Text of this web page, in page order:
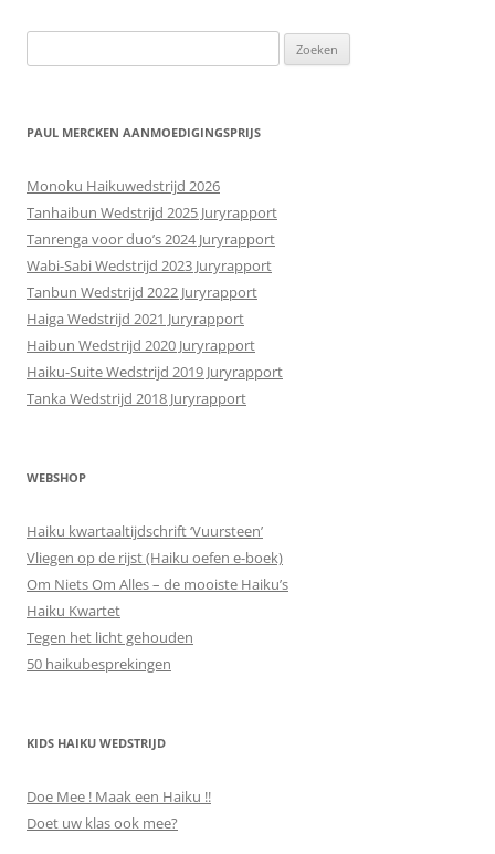
naar:
PAUL MERCKEN AANMOEDIGINGSPRIJS
Monoku Haikuwedstrijd 2026
Tanhaibun Wedstrijd 2025 Juryrapport
Tanrenga voor duo’s 2024 Juryrapport
Wabi-Sabi Wedstrijd 2023 Juryrapport
Tanbun Wedstrijd 2022 Juryrapport
Haiga Wedstrijd 2021 Juryrapport
Haibun Wedstrijd 2020 Juryrapport
Haiku-Suite Wedstrijd 2019 Juryrapport
Tanka Wedstrijd 2018 Juryrapport
WEBSHOP
Haiku kwartaaltijdschrift ‘Vuursteen’
Vliegen op de rijst (Haiku oefen e-boek)
Om Niets Om Alles – de mooiste Haiku’s
Haiku Kwartet
Tegen het licht gehouden
50 haikubesprekingen
KIDS HAIKU WEDSTRIJD
Doe Mee ! Maak een Haiku !!
Doet uw klas ook mee?